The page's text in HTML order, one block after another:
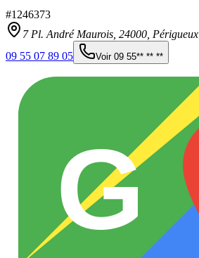
#1246373
7 Pl. André Maurois, 24000 Périgueux
09 55 07 89 05
Voir 09 55** ** **
G